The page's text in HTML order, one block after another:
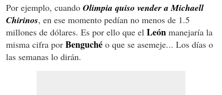
Por ejemplo, cuando Olimpia quiso vender a Michaell
Chirinos, en ese momento pedían no menos de 1.5
millones de dólares. Es por ello que el León manejaría la
misma cifra por Benguché o que se asemeje... Los días o
las semanas lo dirán.